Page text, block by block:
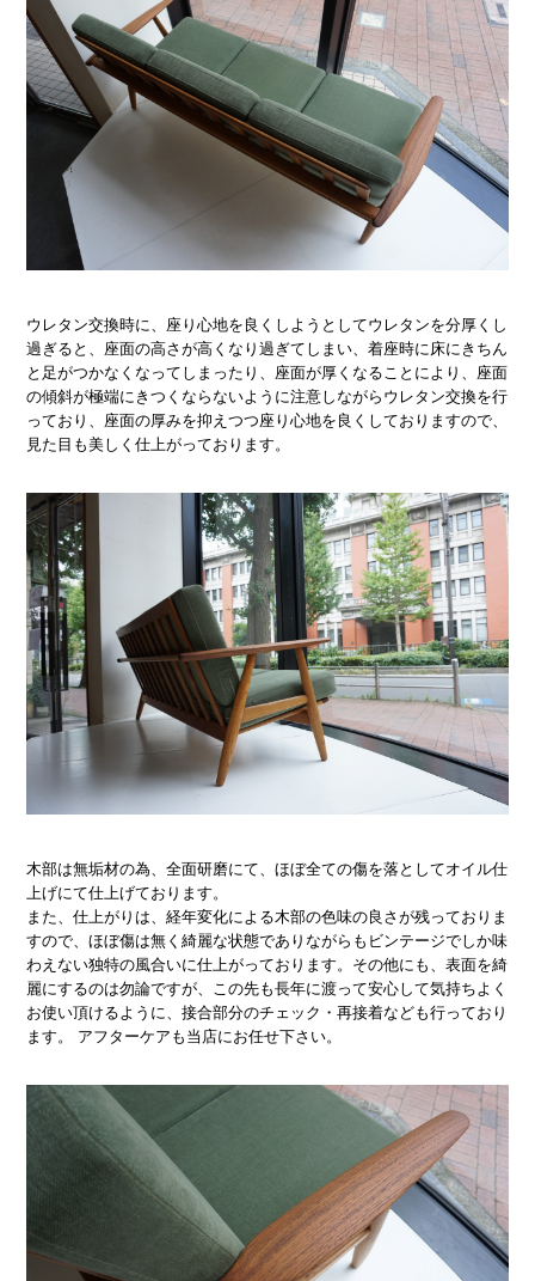
ウレタン交換時に、座り心地を良くしようとしてウレタンを分厚くし
過ぎると、座面の高さが高くなり過ぎてしまい、着座時に床にきちん
と足がつかなくなってしまったり、座面が厚くなることにより、座面
の傾斜が極端にきつくならないように注意しながらウレタン交換を行
っており、座面の厚みを抑えつつ座り心地を良くしておりますので、
見た目も美しく仕上がっております。
木部は無垢材の為、全面研磨にて、ほぼ全ての傷を落としてオイル仕
上げにて仕上げております。
また、仕上がりは、経年変化による木部の色味の良さが残っておりま
すので、ほぼ傷は無く綺麗な状態でありながらもビンテージでしか味
わえない独特の風合いに仕上がっております。その他にも、表面を綺
麗にするのは勿論ですが、この先も長年に渡って安心して気持ちよく
お使い頂けるように、接合部分のチェック・再接着なども行っており
ます。 アフターケアも当店にお任せ下さい。